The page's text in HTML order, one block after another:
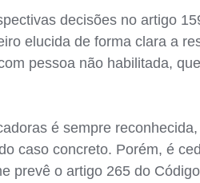
decisões no artigo
elucida de forma clara a
pessoa não habilitada,
é sempre
caso concreto. Porém, é
prevê o artigo 265 do